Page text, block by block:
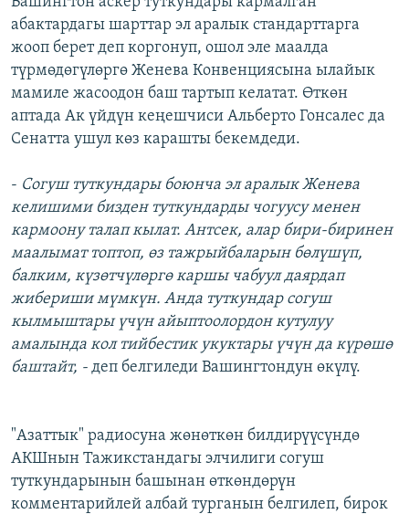
абактардагы шарттар эл аралык стандарттарга
жооп берет деп коргонуп, ошол эле маалда
түрмөдөгүлөргө Женева Конвенциясына ылайык
мамиле жасоодон баш тартып келатат. Өткөн
аптада Ак үйдүн кеңешчиси Альберто Гонсалес да
Сенатта ушул көз карашты бекемдеди.
- Согуш туткундары боюнча эл аралык Женева
келишими бизден туткундарды чогуусу менен
кармоону талап кылат. Антсек, алар бири-биринен
маалымат топтоп, өз тажрыйбаларын бөлүшүп,
балким, күзөтчүлөргө каршы чабуул даярдап
жибериши мүмкүн. Анда туткундар согуш
кылмыштары үчүн айыптоолордон кутулуу
амалында кол тийбестик укуктары үчүн да күрөшө
баштайт, - деп белгиледи Вашингтондун өкүлү.
"Азаттык" радиосуна жөнөткөн билдирүүсүндө
АКШнын Тажикстандагы элчилиги согуш
туткундарынын башынан өткөндөрүн
комментарийлей албай турганын белгилеп, бирок